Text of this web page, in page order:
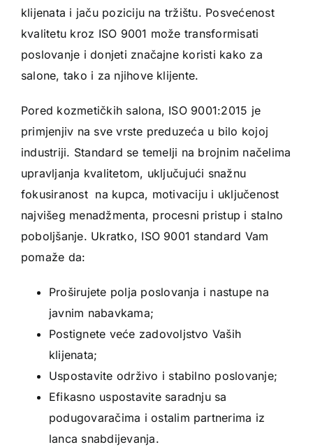
klijenata i jaču poziciju na tržištu. Posvećenost
kvalitetu kroz ISO 9001 može transformisati
poslovanje i donjeti značajne koristi kako za
salone, tako i za njihove klijente.
Pored kozmetičkih salona, ISO 9001:2015 je
primjenjiv na sve vrste preduzeća u bilo kojoj
industriji. Standard se temelji na brojnim načelima
upravljanja kvalitetom, uključujući snažnu
fokusiranost na kupca, motivaciju i uključenost
najvišeg menadžmenta, procesni pristup i stalno
poboljšanje. Ukratko, ISO 9001 standard Vam
pomaže da:
Proširujete polja poslovanja i nastupe na
javnim nabavkama;
Postignete veće zadovoljstvo Vaših
klijenata;
Uspostavite održivo i stabilno poslovanje;
Efikasno uspostavite saradnju sa
podugovaračima i ostalim partnerima iz
lanca snabdijevanja.